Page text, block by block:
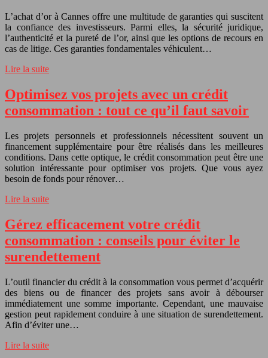
L’achat d’or à Cannes offre une multitude de garanties qui suscitent
la confiance des investisseurs. Parmi elles, la sécurité juridique,
l’authenticité et la pureté de l’or, ainsi que les options de recours en
cas de litige. Ces garanties fondamentales véhiculent…
Lire la suite
Optimisez vos projets avec un crédit
consommation : tout ce qu’il faut savoir
Les projets personnels et professionnels nécessitent souvent un
financement supplémentaire pour être réalisés dans les meilleures
conditions. Dans cette optique, le crédit consommation peut être une
solution intéressante pour optimiser vos projets. Que vous ayez
besoin de fonds pour rénover…
Lire la suite
Gérez efficacement votre crédit
consommation : conseils pour éviter le
surendettement
L’outil financier du crédit à la consommation vous permet d’acquérir
des biens ou de financer des projets sans avoir à débourser
immédiatement une somme importante. Cependant, une mauvaise
gestion peut rapidement conduire à une situation de surendettement.
Afin d’éviter une…
Lire la suite